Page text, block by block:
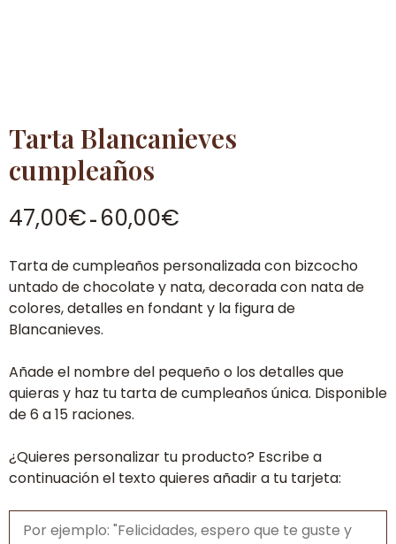
Tarta Blancanieves
cumpleaños
47,00€ - 60,00€
desde
47,00€
hasta
Tarta de cumpleaños personalizada con bizcocho
untado de chocolate y nata, decorada con nata de
colores, detalles en fondant y la figura de
Blancanieves.
Añade el nombre del pequeño o los detalles que
quieras y haz tu tarta de cumpleaños única. Disponible
de 6 a 15 raciones.
¿Quieres personalizar tu producto? Escribe a
continuación el texto quieres añadir a tu tarjeta: